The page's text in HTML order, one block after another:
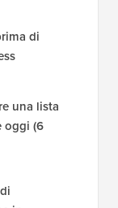
di
una lista
oggi (6